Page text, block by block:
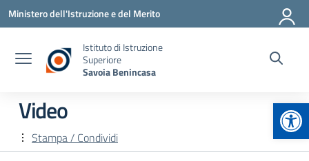
Vai ai contenuti
Vai al menu di navigazione
Vai al footer
Ministero dell'Istruzione e del Merito
Istituto di Istruzione
Superiore
Savoia Benincasa
Video
Stampa / Condividi